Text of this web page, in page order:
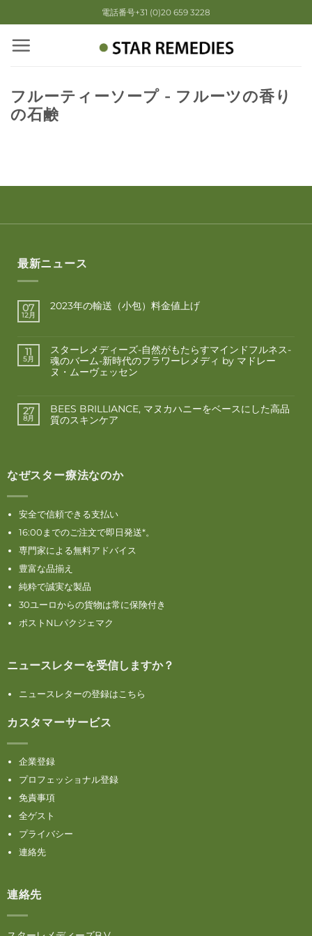
to
content
電話番号+31 (0)20 659 3228
フルーティーソープ - フルーツの香り
の石鹸
最新ニュース
07
12月
2023年の輸送（小包）料金値上げ
11
5月
スターレメディーズ-自然がもたらすマインドフルネス-
魂のバーム-新時代のフラワーレメディ by マドレー
ヌ・ムーヴェッセン
27
8月
BEES BRILLIANCE, マヌカハニーをベースにした高品
質のスキンケア
なぜスター療法なのか
安全で信頼できる支払い
16:00までのご注文で即日発送*。
専門家による無料アドバイス
豊富な品揃え
純粋で誠実な製品
30ユーロからの貨物は常に保険付き
ポストNLパクジェマク
ニュースレターを受信しますか？
ニュースレターの登録はこちら
カスタマーサービス
企業登録
プロフェッショナル登録
免責事項
全ゲスト
プライバシー
連絡先
連絡先